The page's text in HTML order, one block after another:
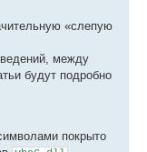
«слепую
между
будут подробно
покрыто